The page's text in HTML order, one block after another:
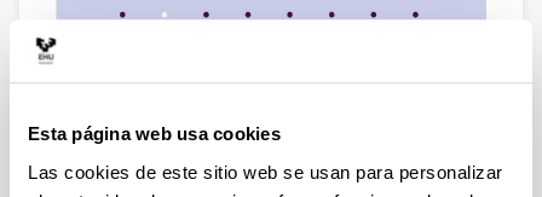
Esta página web usa cookies
Las cookies de este sitio web se usan para personalizar